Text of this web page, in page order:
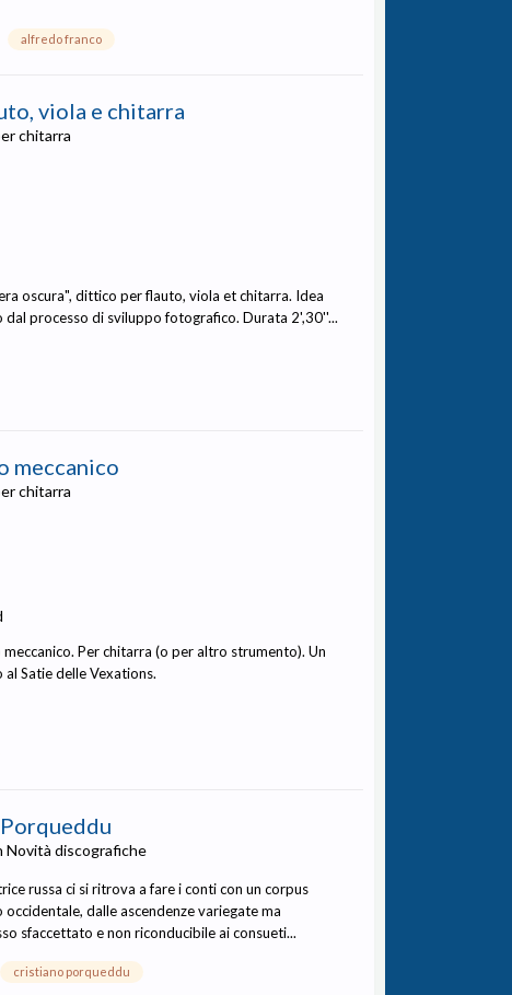
alfredo franco
viola e chitarra
chitarra
oscura", dittico per flauto, viola et chitarra. Idea
dal processo di sviluppo fotografico. Durata 2',30''...
meccanico
chitarra
Per chitarra (o per altro strumento). Un
Satie delle Vexations.
Novità discografiche
russa ci si ritrova a fare i conti con un corpus
dalle ascendenze variegate ma
sfaccettato e non riconducibile ai consueti...
cristiano porqueddu